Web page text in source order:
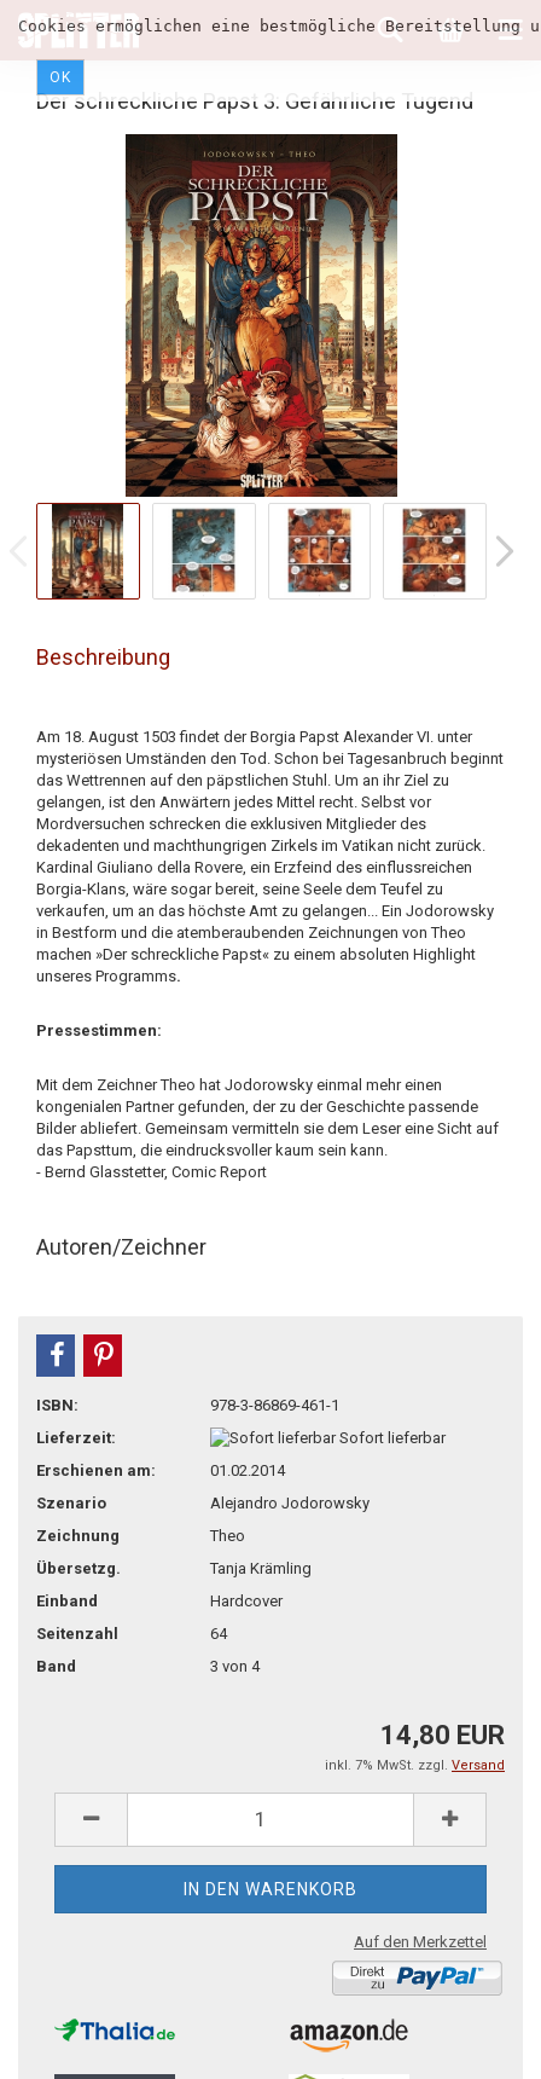
Cookies ermöglichen eine bestmögliche
OK
Der schreckliche Papst 3: Gefährliche Tugend
Beschreibung
Am 18. August 1503 findet der Borgia Papst Alexander VI. unter
mysteriösen Umständen den Tod. Schon bei Tagesanbruch beginnt
das Wettrennen auf den päpstlichen Stuhl. Um an ihr Ziel zu
gelangen, ist den Anwärtern jedes Mittel recht. Selbst vor
Mordversuchen schrecken die exklusiven Mitglieder des
dekadenten und machthungrigen Zirkels im Vatikan nicht zurück.
Kardinal Giuliano della Rovere, ein Erzfeind des einflussreichen
Borgia-Klans, wäre sogar bereit, seine Seele dem Teufel zu
verkaufen, um an das höchste Amt zu gelangen... Ein Jodorowsky
in Bestform und die atemberaubenden Zeichnungen von Theo
machen »Der schreckliche Papst« zu einem absoluten Highlight
unseres Programms.
Pressestimmen:
Mit dem Zeichner Theo hat Jodorowsky einmal mehr einen
kongenialen Partner gefunden, der zu der Geschichte passende
Bilder abliefert. Gemeinsam vermitteln sie dem Leser eine Sicht auf
das Papsttum, die eindrucksvoller kaum sein kann.
- Bernd Glasstetter, Comic Report
Autoren/Zeichner
teilen
ISBN:
978-3-86869-461-1
Lieferzeit:
Sofort lieferbar
Erschienen am:
01.02.2014
Szenario
Alejandro Jodorowsky
Zeichnung
Theo
Übersetzg.
Tanja Krämling
Einband
Hardcover
Seitenzahl
64
Band
3 von 4
14,80 EUR
inkl. 7% MwSt. zzgl. Versand
Auf den Merkzettel